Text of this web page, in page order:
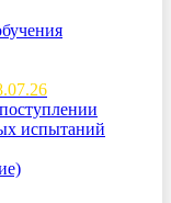
испытаний